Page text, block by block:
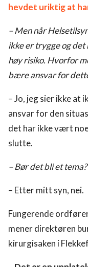
hevdet uriktig at
– Men når
ikke er trygge og
høy risiko. Hvorfor
bære ansvar for
– Jo, jeg sier ikke at
ansvar for den
det har ikke vært
slutte.
– Bør det bli et tema?
– Etter mitt syn, nei.
Fungerende
mener direktøren
kirurgisaken i